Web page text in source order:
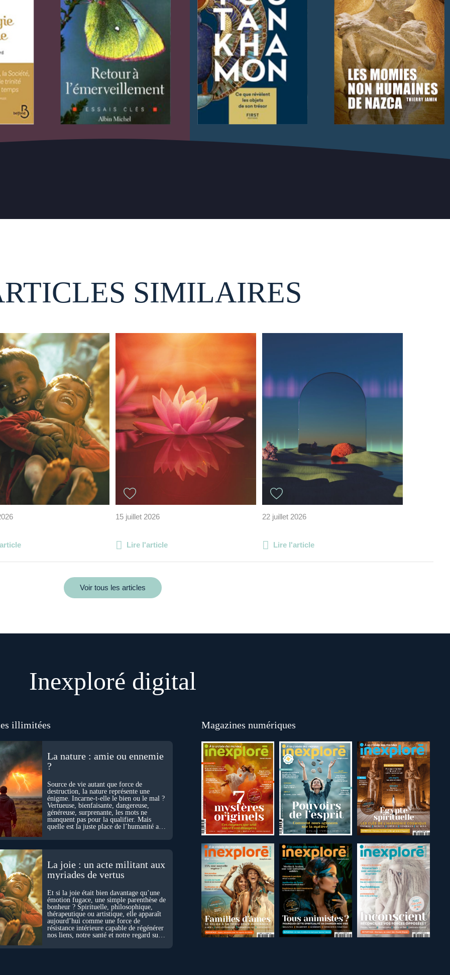
SIMILAIRES
15 juillet 2026
Lire l'article
22 juillet 2026
Lire l'article
Voir tous les articles
Inexploré digital
illimitées
La nature : amie ou ennemie
?
Source de vie autant que force de
destruction, la nature représente une
énigme. Incarne-t-elle le bien ou le mal ?
Vertueuse, bienfaisante, dangereuse,
généreuse, surprenante, les mots ne
manquent pas pour la qualifier. Mais
quelle est la juste place de l’humanité au
La joie : un acte militant aux
myriades de vertus
Et si la joie était bien davantage qu’une
émotion fugace, une simple parenthèse de
bonheur ? Spirituelle, philosophique,
thérapeutique ou artistique, elle apparaît
aujourd’hui comme une force de
résistance intérieure capable de régénérer
nos liens, notre santé et notre regard sur
Magazines numériques